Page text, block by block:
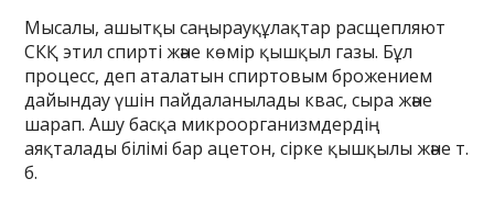
Мысалы, ашытқы саңырауқұлақтар расщепляют
СКҚ этил спирті және көмір қышқыл газы. Бұл
процесс, деп аталатын спиртовым брожением
дайындау үшін пайдаланылады квас, сыра және
шарап. Ашу басқа микроорганизмдердің
аяқталады білімі бар ацетон, сірке қышқылы және т.
б.